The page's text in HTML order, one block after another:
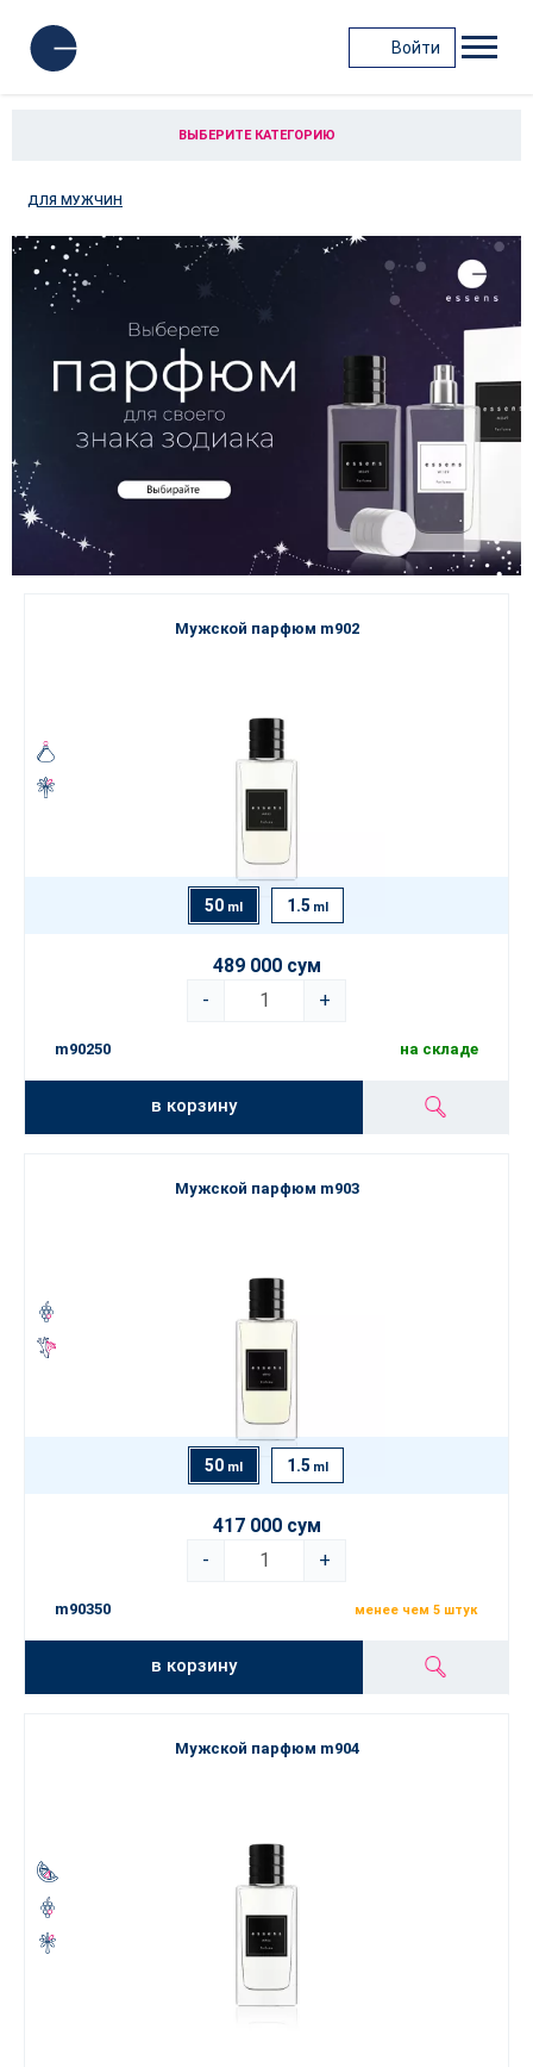
Войти
ВЫБЕРИТЕ КАТЕГОРИЮ
ДЛЯ МУЖЧИН
Мужской парфюм m902
50 ml 1.5 ml
489 000 сум
-
+
m90250 на складе
в корзину
Мужской парфюм m903
50 ml 1.5 ml
417 000 сум
-
+
m90350 менее чем 5 штук
в корзину
Мужской парфюм m904